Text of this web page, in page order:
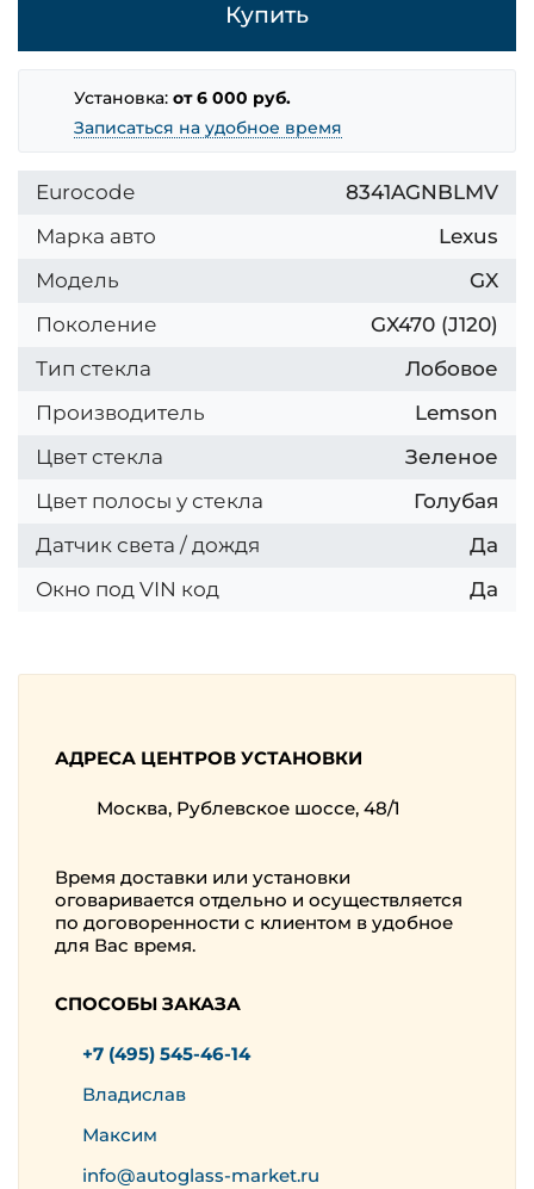
Купить
Установка:от 6 000 руб.
Записаться на удобное время
Eurocode
8341AGNBLMV
Марка авто
Lexus
Модель
GX
Поколение
GX470 (J120)
Тип стекла
Лобовое
Производитель
Lemson
Цвет стекла
Зеленое
Цвет полосы у стекла
Голубая
Датчик света / дождя
Да
Окно под VIN код
Да
АДРЕСА ЦЕНТРОВ УСТАНОВКИ
Москва, Рублевское шоссе, 48/1
Время доставки или установки
оговаривается отдельно и осуществляется
по договоренности с клиентом в удобное
для Вас время.
СПОСОБЫ ЗАКАЗА
+7 (495) 545-46-14
Владислав
Максим
info@autoglass-market.ru